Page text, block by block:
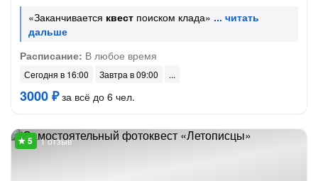
«Заканчивается квест поиском клада»
Расписание: В любое время
Сегодня в 16:00 Завтра в 09:00
3000 ₽за всё до 6 чел.
1 отзыв